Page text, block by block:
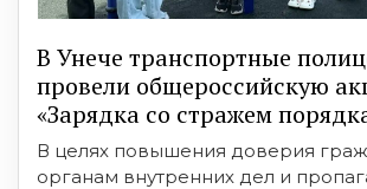
В Унече транспортные
провели общероссийскую
«Зарядка со стражем
В целях повышения доверия
органам внутренних дел и